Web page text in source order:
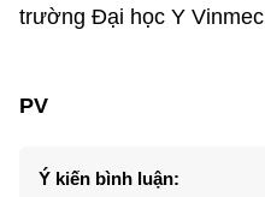
trường Đại học Y
PV
Ý kiến bình luận: